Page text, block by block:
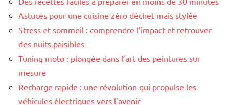
Astuces pour une cuisine zéro déchet mais stylée
Stress et sommeil : comprendre l’impact et retrouver
des nuits paisibles
Tuning moto : plongée dans l’art des peintures sur
mesure
Recharge rapide : une révolution qui propulse les
véhicules électriques vers l’avenir